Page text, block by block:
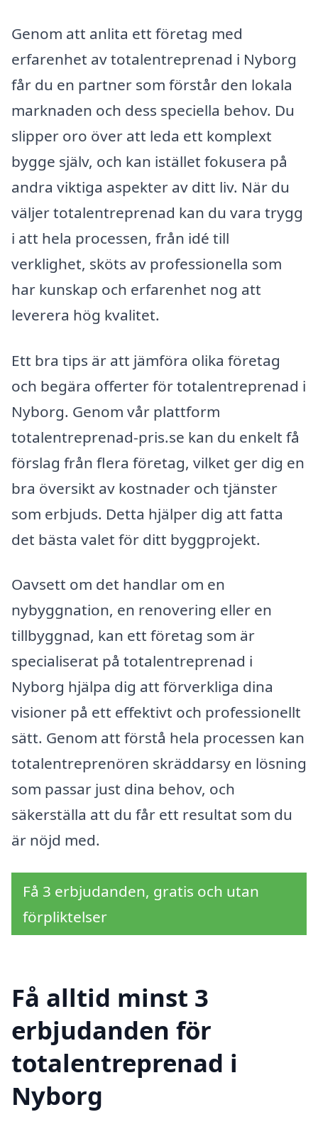
Genom att anlita ett företag med
erfarenhet av totalentreprenad i Nyborg
får du en partner som förstår den lokala
marknaden och dess speciella behov. Du
slipper oro över att leda ett komplext
bygge själv, och kan istället fokusera på
andra viktiga aspekter av ditt liv. När du
väljer totalentreprenad kan du vara trygg
i att hela processen, från idé till
verklighet, sköts av professionella som
har kunskap och erfarenhet nog att
leverera hög kvalitet.
Ett bra tips är att jämföra olika företag
och begära offerter för totalentreprenad i
Nyborg. Genom vår plattform
totalentreprenad-pris.se kan du enkelt få
förslag från flera företag, vilket ger dig en
bra översikt av kostnader och tjänster
som erbjuds. Detta hjälper dig att fatta
det bästa valet för ditt byggprojekt.
Oavsett om det handlar om en
nybyggnation, en renovering eller en
tillbyggnad, kan ett företag som är
specialiserat på totalentreprenad i
Nyborg hjälpa dig att förverkliga dina
visioner på ett effektivt och professionellt
sätt. Genom att förstå hela processen kan
totalentreprenören skräddarsy en lösning
som passar just dina behov, och
säkerställa att du får ett resultat som du
är nöjd med.
Få 3 erbjudanden, gratis och utan
förpliktelser
Få alltid minst 3
erbjudanden för
totalentreprenad i
Nyborg